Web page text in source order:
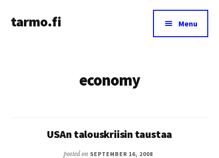
main
menu
tarmo.fi Menu
economy
USAn talouskriisin taustaa
posted on SEPTEMBER 16, 2008